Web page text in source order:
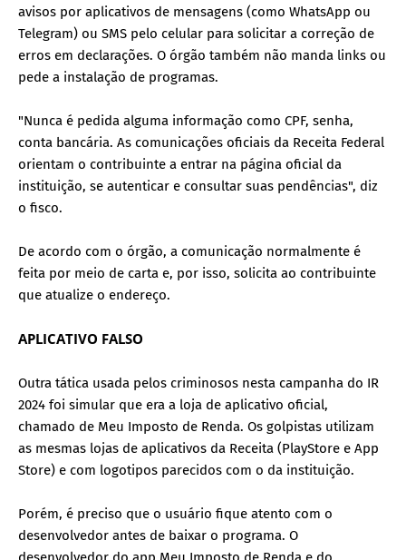
avisos por aplicativos de mensagens (como WhatsApp ou
Telegram) ou SMS pelo celular para solicitar a correção de
erros em declarações. O órgão também não manda links ou
pede a instalação de programas.
"Nunca é pedida alguma informação como CPF, senha,
conta bancária. As comunicações oficiais da Receita Federal
orientam o contribuinte a entrar na página oficial da
instituição, se autenticar e consultar suas pendências", diz
o fisco.
De acordo com o órgão, a comunicação normalmente é
feita por meio de carta e, por isso, solicita ao contribuinte
que atualize o endereço.
APLICATIVO FALSO
Outra tática usada pelos criminosos nesta campanha do IR
2024 foi simular que era a loja de aplicativo oficial,
chamado de Meu Imposto de Renda. Os golpistas utilizam
as mesmas lojas de aplicativos da Receita (PlayStore e App
Store) e com logotipos parecidos com o da instituição.
Porém, é preciso que o usuário fique atento com o
desenvolvedor antes de baixar o programa. O